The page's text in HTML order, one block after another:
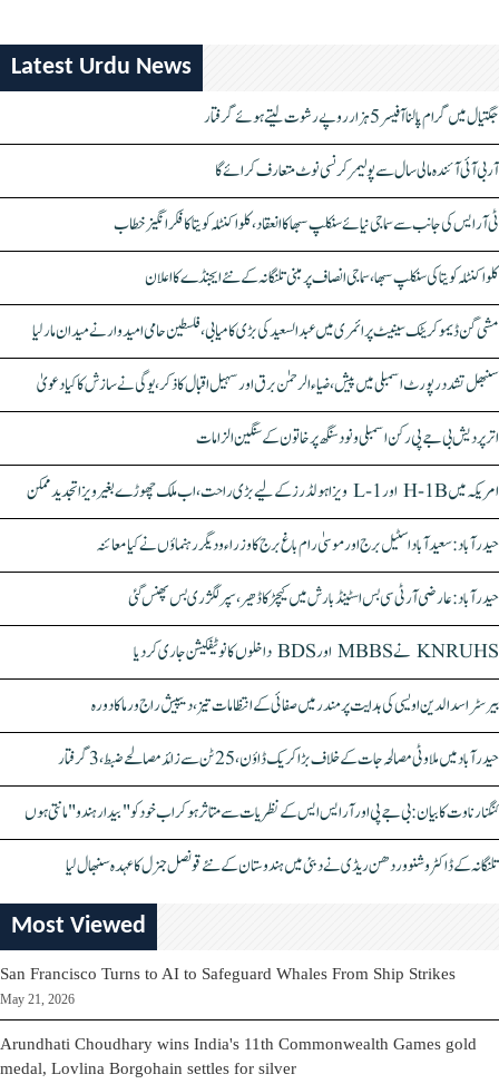
Latest Urdu News
جگتیال میں گرام پالنا آفیسر 5 ہزار روپے رشوت لیتے ہوئے گرفتار
آر بی آئی آئندہ مالی سال سے پولیمر کرنسی نوٹ متعارف کرائے گا
ٹی آر ایس کی جانب سے سماجی نیائے سنکلپ سبھا کا انعقاد، کلواکنٹلہ کویتا کا فکر انگیز خطاب
کلواکنٹلہ کویتا کی سنکلپ سبھا، سماجی انصاف پر مبنی تلنگانہ کے نئے ایجنڈے کا اعلان
مشی گن ڈیموکریٹک سینیٹ پرائمری میں عبدالسعید کی بڑی کامیابی، فلسطین حامی امیدوار نے میدان مار لیا
سنبھل تشدد رپورٹ اسمبلی میں پیش، ضیاء الرحمٰن برق اور سہیل اقبال کا ذکر، یوگی نے سازش کا کیا دعویٰ
اتر پردیش بی جے پی رکن اسمبلی ونود سنگھ پر خاتون کے سنگین الزامات
امریکہ میں H-1B اور L-1 ویزا ہولڈرز کے لیے بڑی راحت، اب ملک چھوڑے بغیر ویزا تجدید ممکن
حیدرآباد: سعیدآباد اسٹیل برج اور موسیٰ رام باغ برج کا وزراء و دیگر رہنماؤں نے کیا معائنہ
حیدرآباد: عارضی آر ٹی سی بس اسٹینڈ بارش میں کیچڑ کا ڈھیر، سپر لگژری بس پھنس گئی
KNRUHS نے MBBS اور BDS داخلوں کا نوٹیفکیشن جاری کر دیا
بیرسٹر اسدالدین اویسی کی ہدایت پر مندر میں صفائی کے انتظامات تیز، دیپیش راج ورما کا دورہ
حیدرآباد میں ملاوٹی مصالحہ جات کے خلاف بڑا کریک ڈاؤن، 25 ٹن سے زائد مصالحے ضبط، 3 گرفتار
کنگنا رناوت کا بیان: بی جے پی اور آر ایس ایس کے نظریات سے متاثر ہو کر اب خود کو "بیدار ہندو" مانتی ہوں
تلنگانہ کے ڈاکٹر وشنو وردھن ریڈی نے دبئی میں ہندوستان کے نئے قونصل جنرل کا عہدہ سنبھال لیا
Most Viewed
San Francisco Turns to AI to Safeguard Whales From Ship Strikes
May 21, 2026
Arundhati Choudhary wins India's 11th Commonwealth Games gold
medal, Lovlina Borgohain settles for silver